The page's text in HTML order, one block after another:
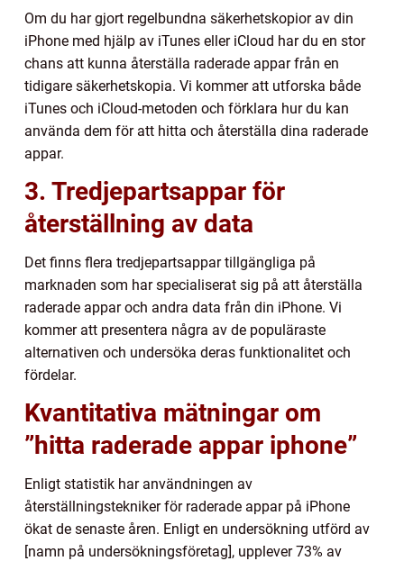
Om du har gjort regelbundna säkerhetskopior av din
iPhone med hjälp av iTunes eller iCloud har du en stor
chans att kunna återställa raderade appar från en
tidigare säkerhetskopia. Vi kommer att utforska både
iTunes och iCloud-metoden och förklara hur du kan
använda dem för att hitta och återställa dina raderade
appar.
3. Tredjepartsappar för
återställning av data
Det finns flera tredjepartsappar tillgängliga på
marknaden som har specialiserat sig på att återställa
raderade appar och andra data från din iPhone. Vi
kommer att presentera några av de populäraste
alternativen och undersöka deras funktionalitet och
fördelar.
Kvantitativa mätningar om
”hitta raderade appar iphone”
Enligt statistik har användningen av
återställningstekniker för raderade appar på iPhone
ökat de senaste åren. Enligt en undersökning utförd av
[namn på undersökningsföretag], upplever 73% av